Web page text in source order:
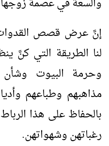
إنَّ عرض قصص
لنا الطريقة التي كنَّ
وحرمة البيوت
مذاهبهم وطباعهم
بالحفاظ على هذا
رغباتهن وشهواتهن.